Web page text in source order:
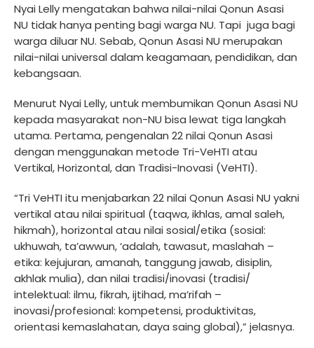
Nyai Lelly mengatakan bahwa nilai-nilai Qonun Asasi
NU tidak hanya penting bagi warga NU. Tapi juga bagi
warga diluar NU. Sebab, Qonun Asasi NU merupakan
nilai-nilai universal dalam keagamaan, pendidikan, dan
kebangsaan.
Menurut Nyai Lelly, untuk membumikan Qonun Asasi NU
kepada masyarakat non-NU bisa lewat tiga langkah
utama. Pertama, pengenalan 22 nilai Qonun Asasi
dengan menggunakan metode Tri-VeHTI atau
Vertikal, Horizontal, dan Tradisi-Inovasi (VeHTI).
“Tri VeHTI itu menjabarkan 22 nilai Qonun Asasi NU yakni
vertikal atau nilai spiritual (taqwa, ikhlas, amal saleh,
hikmah), horizontal atau nilai sosial/etika (sosial:
ukhuwah, ta’awwun, ‘adalah, tawasut, maslahah –
etika: kejujuran, amanah, tanggung jawab, disiplin,
akhlak mulia), dan nilai tradisi/inovasi (tradisi/
intelektual: ilmu, fikrah, ijtihad, ma’rifah –
inovasi/profesional: kompetensi, produktivitas,
orientasi kemaslahatan, daya saing global),” jelasnya.